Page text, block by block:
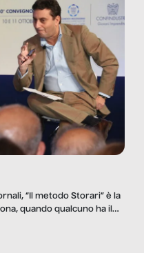
“Il metodo Storari” è la
quando qualcuno ha il